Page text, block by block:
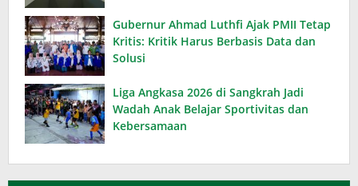
Gubernur Ahmad Luthfi Ajak PMII Tetap
Kritis: Kritik Harus Berbasis Data dan
Solusi
Liga Angkasa 2026 di Sangkrah Jadi
Wadah Anak Belajar Sportivitas dan
Kebersamaan